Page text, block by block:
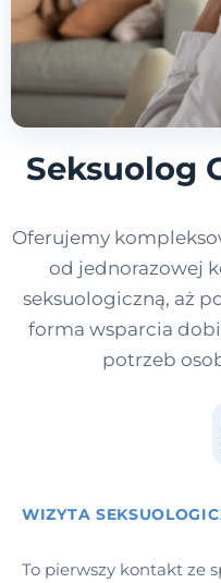
Seksuolog
Oferujemy
od jednorazowej
seksuologiczną, aż
forma wsparcia
potrzeb
WIZYTA
To pierwszy kontakt ze